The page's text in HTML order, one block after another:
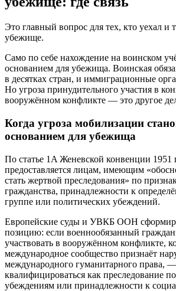
Это главный вопрос для тех, кто уехал и
убежище.
Само по себе нахождение на воинском
основанием для убежища. Воинская
в десятках стран, и иммиграционные
Но угроза принудительного участия в
вооружённом конфликте — это другое
Когда угроза мобилизации
основанием для убежища
По статье 1A Женевской конвенции 1951
предоставляется лицам, имеющим
стать жертвой преследования» по
гражданства, принадлежности к
группе или политических убеждений.
Европейские суды и УВКБ ООН
позицию: если военнообязанный
участвовать в вооружённом конфликте,
международное сообщество признаёт
международного гуманитарного права,
квалифицироваться как преследование
убеждениям или принадлежности к